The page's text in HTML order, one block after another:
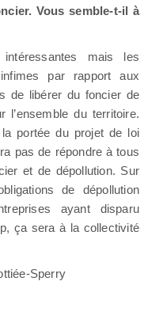
Vous semble-t-il à
mais les
par rapport aux
de libérer du foncier de
l’ensemble du territoire.
portée du projet de loi
pas de répondre à tous
et de dépollution. Sur
de dépollution
ayant disparu
ça sera à la collectivité
Sperry